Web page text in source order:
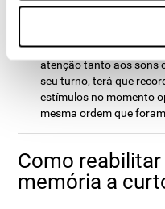
iluminando-se ao
completar a série.
atenção tanto aos sons
seu turno, terá que
estímulos no momento
mesma ordem que
Como
memória a